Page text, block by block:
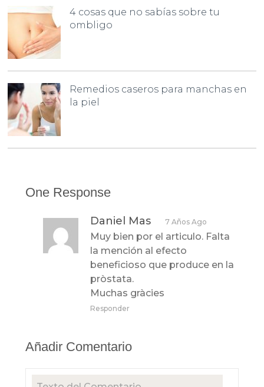
4 cosas que no sabías sobre tu
ombligo
Remedios caseros para manchas en
la piel
One Response
Daniel Mas 7 Años Ago
Muy bien por el articulo. Falta
la mención al efecto
beneficioso que produce en la
pròstata.
Muchas gràcies
Responder
Añadir Comentario